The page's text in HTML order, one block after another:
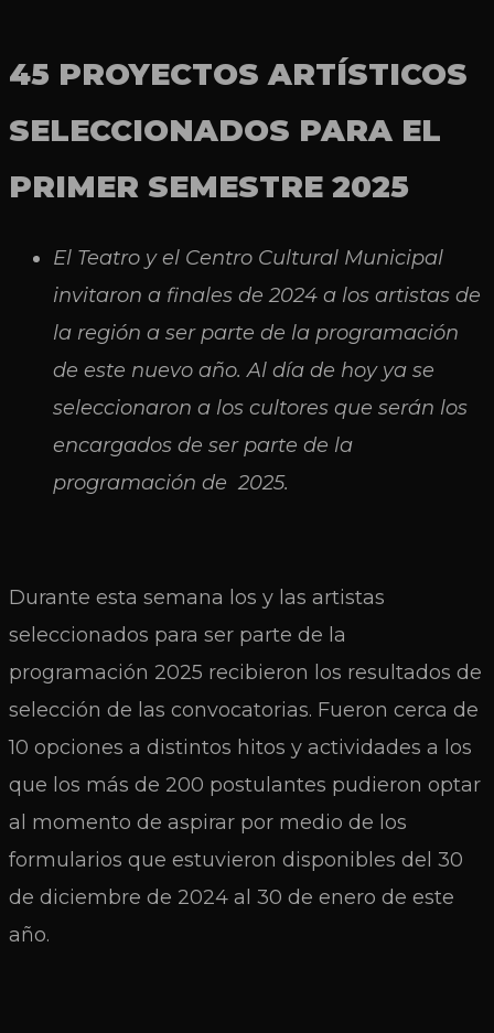
45 PROYECTOS ARTÍSTICOS
SELECCIONADOS PARA EL
PRIMER SEMESTRE 2025
El Teatro y el Centro Cultural Municipal
invitaron a finales de 2024 a los artistas de
la región a ser parte de la programación
de este nuevo año. Al día de hoy ya se
seleccionaron a los cultores que serán los
encargados de ser parte de la
programación de 2025.
Durante esta semana los y las artistas
seleccionados para ser parte de la
programación 2025 recibieron los resultados de
selección de las convocatorias. Fueron cerca de
10 opciones a distintos hitos y actividades a los
que los más de 200 postulantes pudieron optar
al momento de aspirar por medio de los
formularios que estuvieron disponibles del 30
de diciembre de 2024 al 30 de enero de este
año.